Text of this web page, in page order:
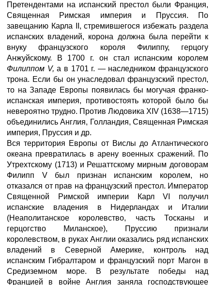
Претендентами на испанский престол были Франция,
Священная Римская империя и Пруссия. По
завещанию Карла II, стремившегося избежать раздела
испанских владений, корона должна была перейти к
внуку французского короля Филиппу, герцогу
Анжуйскому. В 1700 г. он стал испанским королем
Филиппом V,а в 1701 г. — наследником французского
трона. Если бы он унаследовал французский престол,
то на Западе Европы появилась бы могучая франко-
испанская империя, противостоять которой было бы
невероятно трудно. Против Людовика XIV (1638—1715)
объединились Англия, Голландия, Священная Римская
империя, Пруссия и др.
Вся территория Европы от Вислы до Атлантического
океана превратилась в арену военных сражений. По
Утрехтскому (1713) и Решаттскому мирным договорам
Филипп V был признан испанским королем, но
отказался от прав на французский престол. Император
Священной Римской империи Карл VI получил
испанские владения в Нидерландах и Италии
(Неаполитанское королевство, часть Тосканы и
герцогство Миланское), Пруссию признали
королевством, в руках Англии оказались ряд испанских
владений в Северной Америке, контроль над
испанским Гибралтаром и французский порт Магон в
Средиземном море. В результате победы над
Францией в войне Англия заняла господствующее